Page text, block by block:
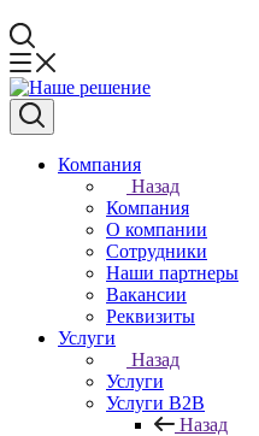
Компания
Назад
Компания
О компании
Сотрудники
Наши партнеры
Вакансии
Реквизиты
Услуги
Назад
Услуги
Услуги B2B
Назад